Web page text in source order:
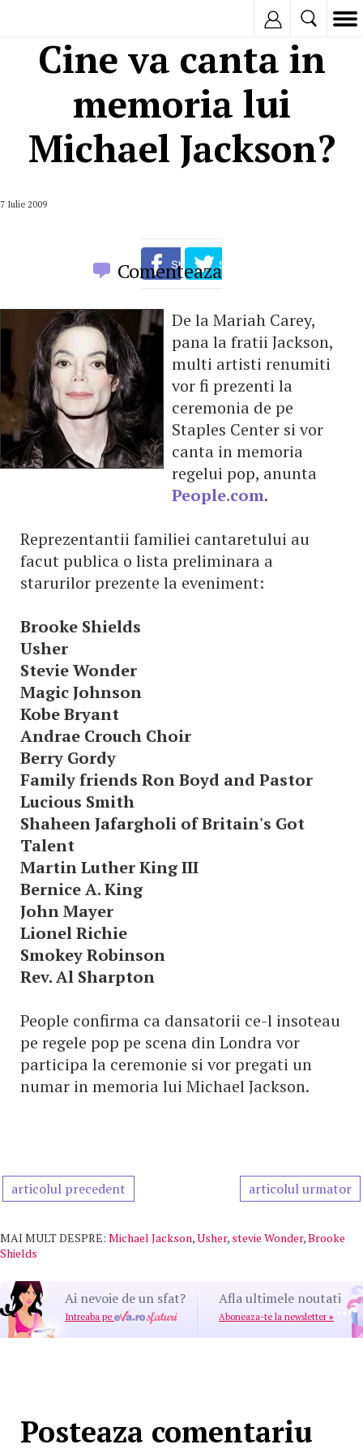
Cine va canta in
memoria lui
Michael Jackson?
7 Iulie 2009
Comenteaza
De la Mariah Carey,
pana la fratii Jackson,
multi artisti renumiti
vor fi prezenti la
ceremonia de pe
Staples Center si vor
canta in memoria
regelui pop, anunta
People.com.
Reprezentantii familiei cantaretului au
facut publica o lista preliminara a
starurilor prezente la eveniment:
Brooke Shields
Usher
Stevie Wonder
Magic Johnson
Kobe Bryant
Andrae Crouch Choir
Berry Gordy
Family friends Ron Boyd and Pastor
Lucious Smith
Shaheen Jafargholi of Britain's Got
Talent
Martin Luther King III
Bernice A. King
John Mayer
Lionel Richie
Smokey Robinson
Rev. Al Sharpton
People confirma ca dansatorii ce-l insoteau
pe regele pop pe scena din Londra vor
participa la ceremonie si vor pregati un
numar in memoria lui Michael Jackson.
articolul precedent articolul urmator
MAI MULT DESPRE: Michael Jackson,Usher, stevie Wonder,Brooke
Shields
Ai nevoie de un sfat?
Intreaba pe
Afla ultimele noutati
Aboneaza-te la newsletter »
Posteaza comentariu